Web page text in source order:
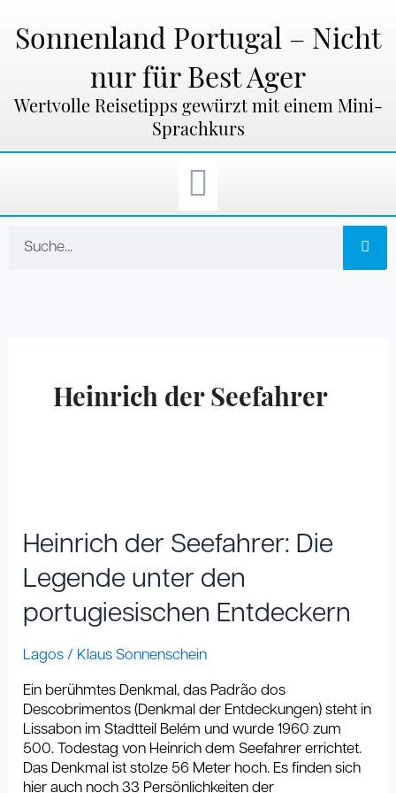
Inhalt
springen
Sonnenland Portugal – Nicht
nur für Best Ager
Wertvolle Reisetipps gewürzt mit einem Mini-
Sprachkurs
Heinrich der Seefahrer
Heinrich der Seefahrer: Die
Legende unter den
portugiesischen Entdeckern
Lagos / Klaus Sonnenschein
Ein berühmtes Denkmal, das Padrão dos
Descobrimentos (Denkmal der Entdeckungen) steht in
Lissabon im Stadtteil Belém und wurde 1960 zum
500. Todestag von Heinrich dem Seefahrer errichtet.
Das Denkmal ist stolze 56 Meter hoch. Es finden sich
hier auch noch 33 Persönlichkeiten der
Seefahrer:
Die
Legende
unter
den
portugiesischen
Entdeckern